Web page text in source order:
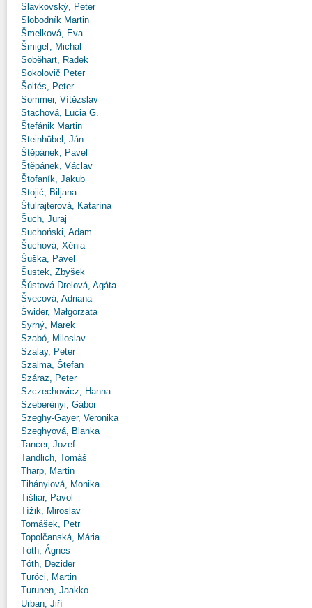
Slavkovský, Peter
Slobodník Martin
Šmelková, Eva
Šmigeľ, Michal
Soběhart, Radek
Sokolovič Peter
Šoltés, Peter
Sommer, Vítězslav
Stachová, Lucia G.
Štefánik Martin
Steinhübel, Ján
Štěpánek, Pavel
Štěpánek, Václav
Štofaník, Jakub
Stojić, Biljana
Štulrajterová, Katarína
Šuch, Juraj
Suchoński, Adam
Šuchová, Xénia
Šuška, Pavel
Šustek, Zbyšek
Šústová Drelová, Agáta
Švecová, Adriana
Świder, Małgorzata
Syrný, Marek
Szabó, Miloslav
Szalay, Peter
Szalma, Štefan
Száraz, Peter
Szczechowicz, Hanna
Szeberényi, Gábor
Szeghy-Gayer, Veronika
Szeghyová, Blanka
Tancer, Jozef
Tandlich, Tomáš
Tharp, Martin
Tihányiová, Monika
Tišliar, Pavol
Tížik, Miroslav
Tomášek, Petr
Topolčanská, Mária
Tóth, Ágnes
Tóth, Dezider
Turóci, Martin
Turunen, Jaakko
Urban, Jiří